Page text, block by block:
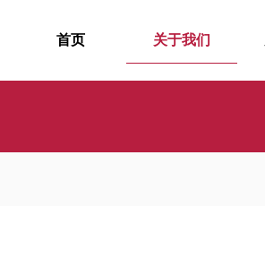
首页 关于我们